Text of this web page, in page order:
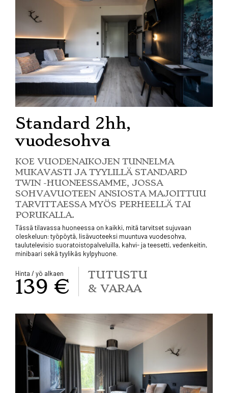
Standard 2hh,
vuodesohva
KOE VUODENAIKOJEN TUNNELMA
MUKAVASTI JA TYYLILLÄ STANDARD
TWIN -HUONEESSAMME, JOSSA
SOHVAVUOTEEN ANSIOSTA MAJOITTUU
TARVITTAESSA MYÖS PERHEELLÄ TAI
PORUKALLA.
Tässä tilavassa huoneessa on kaikki, mitä tarvitset sujuvaan
oleskeluun: työpöytä, lisävuoteeksi muuntuva vuodesohva,
taulutelevisio suoratoistopalveluilla, kahvi- ja teesetti, vedenkeitin,
minibaari sekä tyylikäs kylpyhuone.
Hinta / yö alkaen
139 €
TUTUSTU
& VARAA